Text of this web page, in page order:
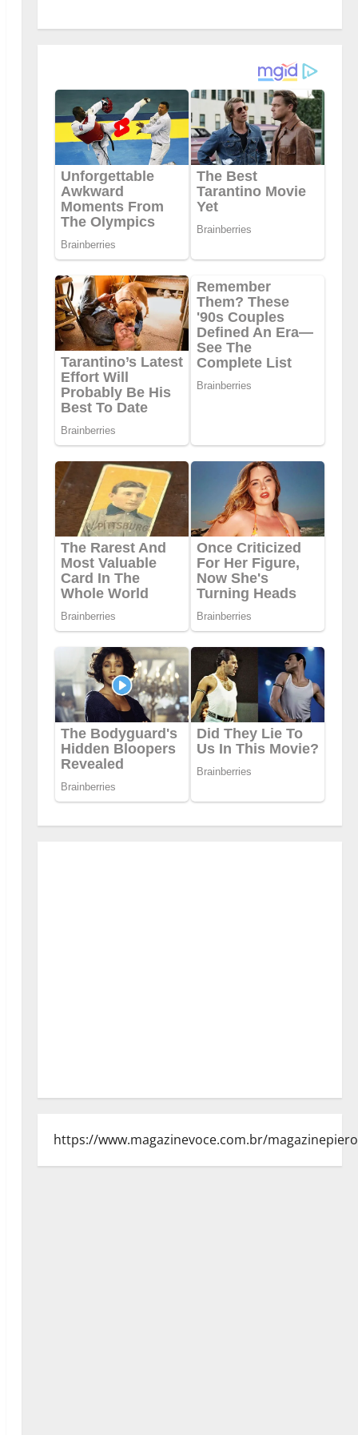
https://www.magazinevoce.com.br/